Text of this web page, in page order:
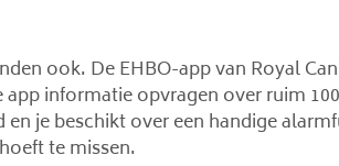
ook. De EHBO-app van Royal
informatie opvragen over ruim 100
je beschikt over een handige
te missen.